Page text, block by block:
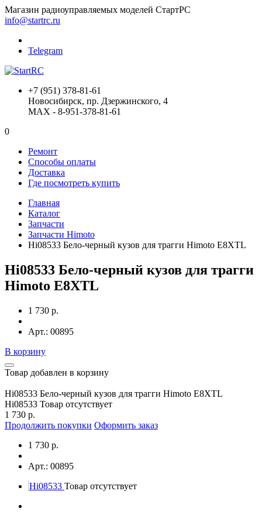
Магазин радиоуправляемых моделей СтартРС
info@startrc.ru
Telegram
+7 (951) 378-81-61
Новосибирск, пр. Дзержинского, 4
MAX - 8-951-378-81-61
0
Ремонт
Способы оплаты
Доставка
Где посмотреть купить
Главная
Каталог
Запчасти
Запчасти Himoto
Hi08533 Бело-черный кузов для трагги Himoto E8XTL
Hi08533 Бело-черный кузов для трагги
Himoto E8XTL
1 730 р.
Арт.: 00895
В корзину
Товар добавлен в корзину
Hi08533 Бело-черный кузов для трагги Himoto E8XTL
Hi08533 Товар отсутствует
1 730 р.
Продолжить покупки Оформить заказ
1 730 р.
Арт.: 00895
Hi08533 Товар отсутствует